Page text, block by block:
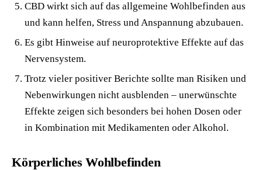
CBD wirkt sich auf das allgemeine Wohlbefinden aus
und kann helfen, Stress und Anspannung abzubauen.
Es gibt Hinweise auf neuroprotektive Effekte auf das
Nervensystem.
Trotz vieler positiver Berichte sollte man Risiken und
Nebenwirkungen nicht ausblenden – unerwünschte
Effekte zeigen sich besonders bei hohen Dosen oder
in Kombination mit Medikamenten oder Alkohol.
Körperliches Wohlbefinden